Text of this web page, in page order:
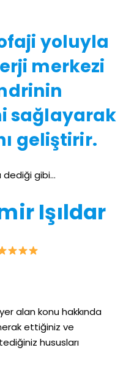
yoluyla
merkezi
sağlayarak
geliştirir.
dediği gibi…
Işıldar
alan konu hakkında
ettiğiniz ve
hususları